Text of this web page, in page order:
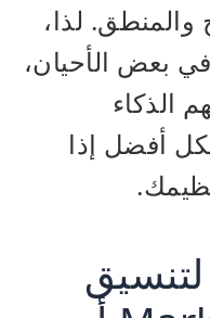
لذا،
بعض الأحيان،
الذكاء
أفضل إذا
لتنسيق